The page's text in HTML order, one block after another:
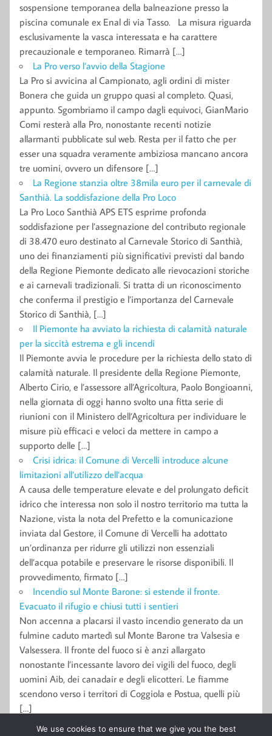
sospensione temporanea della balneazione presso la
piscina comunale ex Enal di via Tasso. La misura riguarda
esclusivamente la vasca interessata e ha carattere
precauzionale e temporaneo. Rimarrà […]
La Pro verso l’avvio della Stagione
La Pro si avvicina al Campionato, agli ordini di mister
Bonera che guida un gruppo quasi al completo. Quasi,
appunto. Sgombriamo il campo dagli equivoci, GianMario
Comi resterà alla Pro, nonostante recenti notizie
allarmanti pubblicate sul web. Resta per il fatto che per
esser una squadra veramente ambiziosa mancano ancora
tre uomini, ovvero un difensore […]
La Regione stanzia oltre 38mila euro per il carnevale di
Santhià. La soddisfazione della Pro Loco
La Pro Loco Santhià APS ETS esprime profonda
soddisfazione per l’assegnazione del contributo regionale
di 38.470 euro destinato al Carnevale Storico di Santhià,
uno dei finanziamenti più significativi previsti dal bando
della Regione Piemonte dedicato alle rievocazioni storiche
e ai carnevali tradizionali. Si tratta di un riconoscimento
che conferma il prestigio e l’importanza del Carnevale
Storico di Santhià, […]
Il Piemonte ha avviato la richiesta di calamità naturale
per la siccità estrema e gli incendi
Il Piemonte avvia le procedure per la richiesta dello stato di
calamità naturale. Il presidente della Regione Piemonte,
Alberto Cirio, e l’assessore all’Agricoltura, Paolo Bongioanni,
nella giornata di oggi hanno svolto una fitta serie di
riunioni con il Ministero dell’Agricoltura per individuare le
misure più efficaci e veloci da mettere in campo a
supporto delle […]
Crisi idrica: il Comune di Vercelli introduce alcune
limitazioni all’utilizzo dell’acqua
A causa delle temperature elevate e del prolungato deficit
idrico che interessa non solo il nostro territorio ma tutta la
Nazione, vista la nota del Prefetto e la comunicazione
inviata dal Gestore, il Comune di Vercelli ha adottato
un’ordinanza per ridurre gli utilizzi non essenziali
dell’acqua potabile e preservare le risorse disponibili. Il
provvedimento, firmato […]
Incendio sul Monte Barone: si estende il fronte.
Evacuato il rifugio e chiusi tutti i sentieri
Non accenna a placarsi il vasto incendio generato da un
fulmine caduto martedì sul Monte Barone tra Valsesia e
Valsessera. Il fronte del fuoco si è anzi allargato
nonostante l’incessante lavoro dei vigili del fuoco, degli
uomini Aib, dei canadair e degli elicotteri. Le fiamme
scendono verso i territori di Coggiola e Postua, quelli più
[…]
We use cookies to ensure that we give you the best